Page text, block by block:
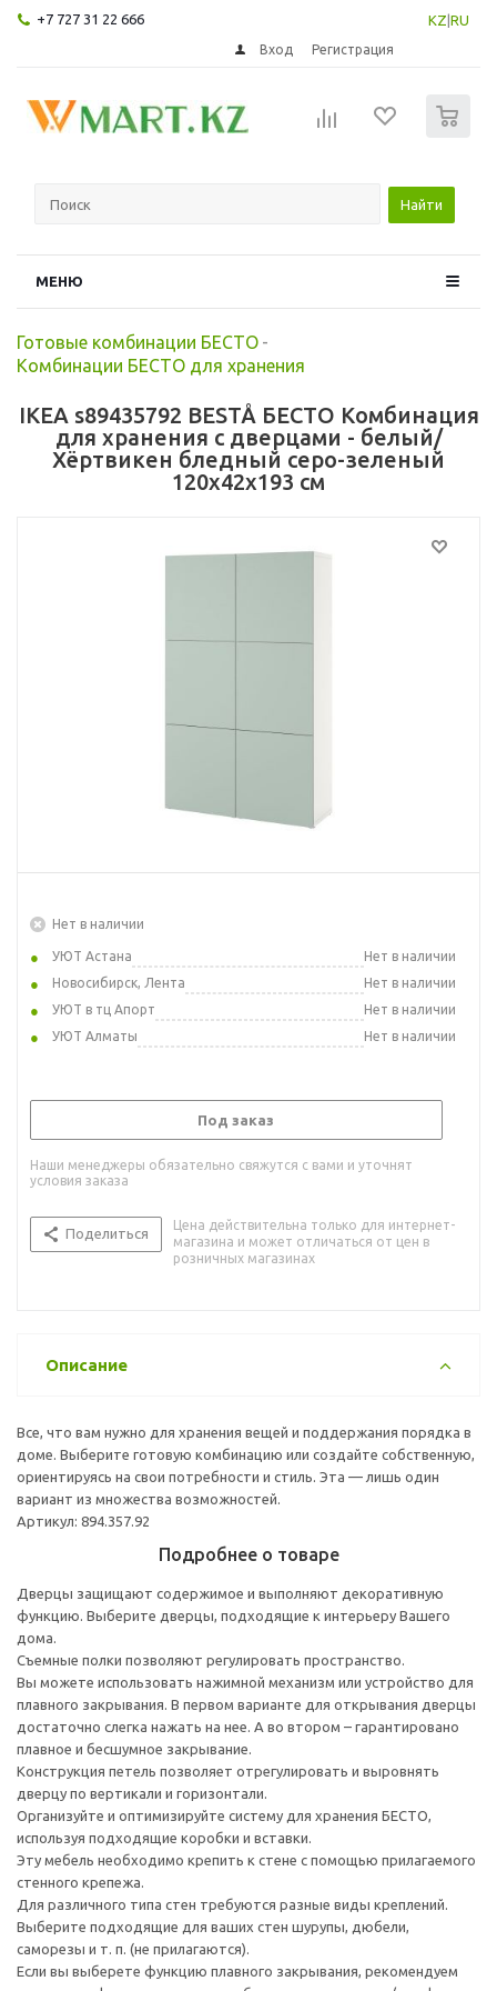
+7 727 31 22 666 KZ RU
Вход Регистрация
Найти
МЕНЮ
Готовые комбинации БЕСТО -
Комбинации БЕСТО для хранения
IKEA s89435792 BESTÅ БЕСТО Комбинация
для хранения с дверцами - белый/
Хёртвикен бледный серо-зеленый
120x42x193 см
Нет в наличии
УЮТ Астана
Нет в наличии
Новосибирск, Лента
Нет в наличии
УЮТ в тц Апорт
Нет в наличии
УЮТ Алматы
Нет в наличии
Под заказ
Наши менеджеры обязательно свяжутся с вами и уточнят
условия заказа
Поделиться
Цена действительна только для интернет-
магазина и может отличаться от цен в
розничных магазинах
Описание
Все, что вам нужно для хранения вещей и поддержания порядка в
доме. Выберите готовую комбинацию или создайте собственную,
ориентируясь на свои потребности и стиль. Эта — лишь один
вариант из множества возможностей.
Артикул: 894.357.92
Подробнее о товаре
Дверцы защищают содержимое и выполняют декоративную
функцию. Выберите дверцы, подходящие к интерьеру Вашего
дома.
Съемные полки позволяют регулировать пространство.
Вы можете использовать нажимной механизм или устройство для
плавного закрывания. В первом варианте для открывания дверцы
достаточно слегка нажать на нее. А во втором – гарантировано
плавное и бесшумное закрывание.
Конструкция петель позволяет отрегулировать и выровнять
дверцу по вертикали и горизонтали.
Организуйте и оптимизируйте систему для хранения БЕСТО,
используя подходящие коробки и вставки.
Эту мебель необходимо крепить к стене с помощью прилагаемого
стенного крепежа.
Для различного типа стен требуются разные виды креплений.
Выберите подходящие для ваших стен шурупы, дюбели,
саморезы и т. п. (не прилагаются).
Если вы выберете функцию плавного закрывания, рекомендуем